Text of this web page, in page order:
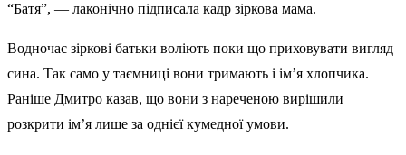
“Батя”, — лаконічно підписала кадр зіркова мама.
Водночас зіркові батьки воліють поки що приховувати вигляд
сина. Так само у таємниці вони тримають і ім’я хлопчика.
Раніше Дмитро казав, що вони з нареченою вирішили
розкрити ім’я лише за однієї кумедної умови.